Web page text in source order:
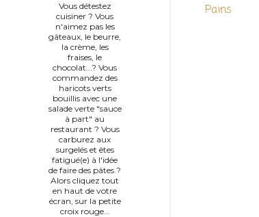
Pains
Vous détestez
cuisiner ? Vous
n'aimez pas les
gâteaux, le beurre,
la crème, les
fraises, le
chocolat...? Vous
commandez des
haricots verts
bouillis avec une
salade verte "sauce
à part" au
restaurant ? Vous
carburez aux
surgelés et êtes
fatigué(e) à l'idée
de faire des pâtes ?
Alors cliquez tout
en haut de votre
écran, sur la petite
croix rouge...